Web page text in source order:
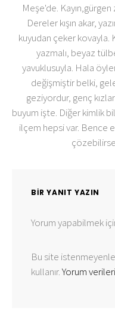
Meşe'de.
Dereler kışın akar,
kuyudan çeker kovayla.
yazmalı, beyaz
yavuklusuyla. Hala
değişmiştir belki,
geziyordur, genç
buyum işte. Diğer kimlik
ilçem hepsi var. Bence
BIR YANIT YAZIN
Yorum yapabilmek
Bu site
kullanır.Yorum